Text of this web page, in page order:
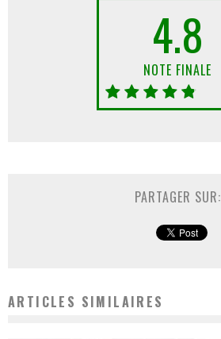
4.8
NOTE FINALE
PARTAGER SUR:
ARTICLES SIMILAIRES